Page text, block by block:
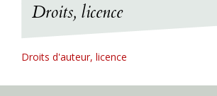
Droits, licence
Droits d'auteur, licence